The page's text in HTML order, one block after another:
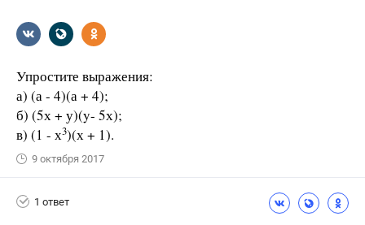
Упростите выражения:
а) (а - 4)(а + 4);
б) (5х + у)(y- 5х);
в) (1 - х3)(х + 1).
9 октября 2017
1 ответ